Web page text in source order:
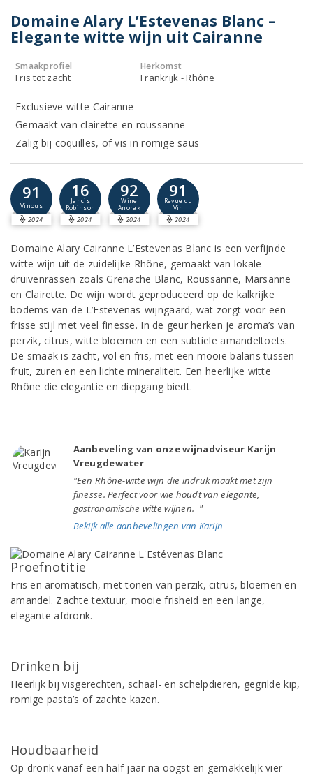
Domaine Alary L’Estevenas Blanc –
Elegante witte wijn uit Cairanne
Smaakprofiel
Fris tot zacht
Herkomst
Frankrijk - Rhône
Exclusieve witte Cairanne
Gemaakt van clairette en roussanne
Zalig bij coquilles, of vis in romige saus
91
Vinous
2024
16
Jancis
Robinson
2024
92
Wine
Anorak
2024
91
Revue du
Vin
2024
Domaine Alary Cairanne L’Estevenas Blanc is een verfijnde
witte wijn uit de zuidelijke Rhône, gemaakt van lokale
druivenrassen zoals Grenache Blanc, Roussanne, Marsanne
en Clairette. De wijn wordt geproduceerd op de kalkrijke
bodems van de L’Estevenas-wijngaard, wat zorgt voor een
frisse stijl met veel finesse. In de geur herken je aroma’s van
perzik, citrus, witte bloemen en een subtiele amandeltoets.
De smaak is zacht, vol en fris, met een mooie balans tussen
fruit, zuren en een lichte mineraliteit. Een heerlijke witte
Rhône die elegantie en diepgang biedt.
Aanbeveling van onze wijnadviseur Karijn
Vreugdewater
"Een Rhône-witte wijn die indruk maakt met zijn
finesse. Perfect voor wie houdt van elegante,
gastronomische witte wijnen. "
Bekijk alle aanbevelingen van Karijn
Proefnotitie
Fris en aromatisch, met tonen van perzik, citrus, bloemen en
amandel. Zachte textuur, mooie frisheid en een lange,
elegante afdronk.
Drinken bij
Heerlijk bij visgerechten, schaal- en schelpdieren, gegrilde kip,
romige pasta’s of zachte kazen.
Houdbaarheid
Op dronk vanaf een half jaar na oogst en gemakkelijk vier